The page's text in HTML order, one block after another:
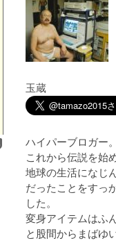
玉蔵
ハイパーブロガー。
これから伝説を始
地球の生活になじ
だったことをすっ
した。
変身アイテムはふ
と股間からまばゆ